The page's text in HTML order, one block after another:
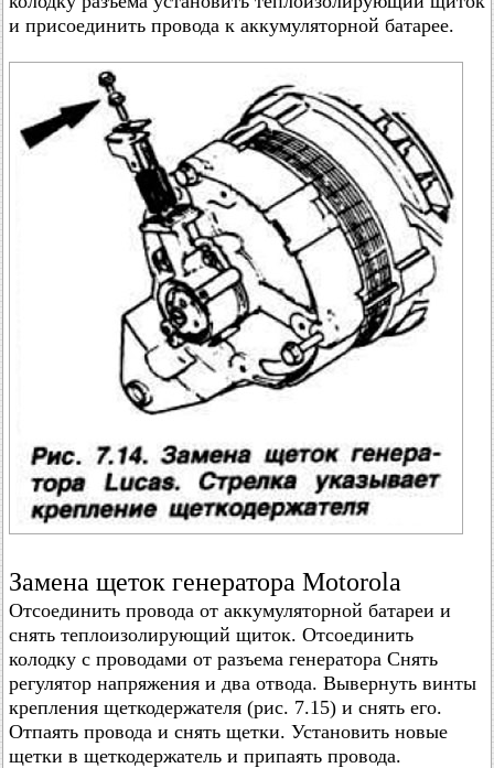
и присоединить провода к аккумуляторной батарее.
Замена щеток генератора Motorola
Отсоединить провода от аккумуляторной батареи и
снять теплоизолирующий щиток. Отсоединить
колодку с проводами от разъема генератора Снять
регулятор напряжения и два отвода. Вывернуть винты
крепления щеткодержателя (рис. 7.15) и снять его.
Отпаять провода и снять щетки. Установить новые
щетки в щеткодержатель и припаять провода.